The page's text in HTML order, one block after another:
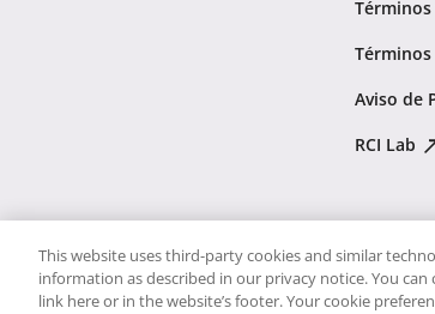
Términos
Aviso de
RCI Lab
This website uses third-party cookies and similar
information as described in our privacy notice. You
link here or in the website’s footer. Your cookie